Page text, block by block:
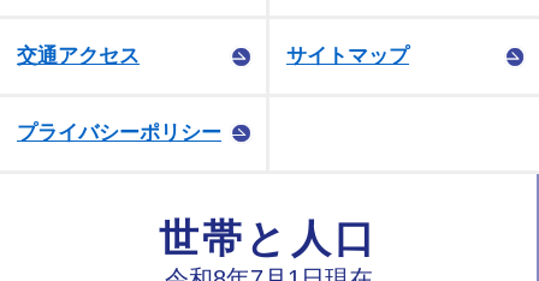
交通アクセス サイトマップ
プライバシーポリシー